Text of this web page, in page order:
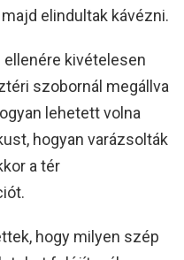
elindultak kávézni.
kivételesen
szobornál megállva
lehetett volna
hogyan varázsolták
a tér
hogy milyen szép